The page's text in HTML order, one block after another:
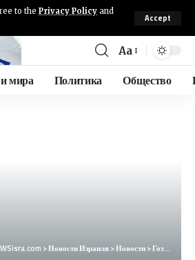
to the Privacy Policy and
Accept
Aa
мира Политика Общество
>Новости Израиля>Новости>Готова ли ПВО Израиля к возможному удару Ирана –комментарий генерала Дорона Гавиша — Новости Израиля